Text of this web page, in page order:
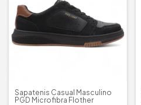
Sapatenis Casual Masculino
PGD Microfibra Flother